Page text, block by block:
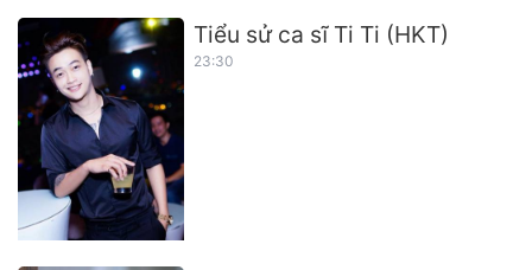
Tiểu sử ca sĩ Ti Ti (HKT)
23:30